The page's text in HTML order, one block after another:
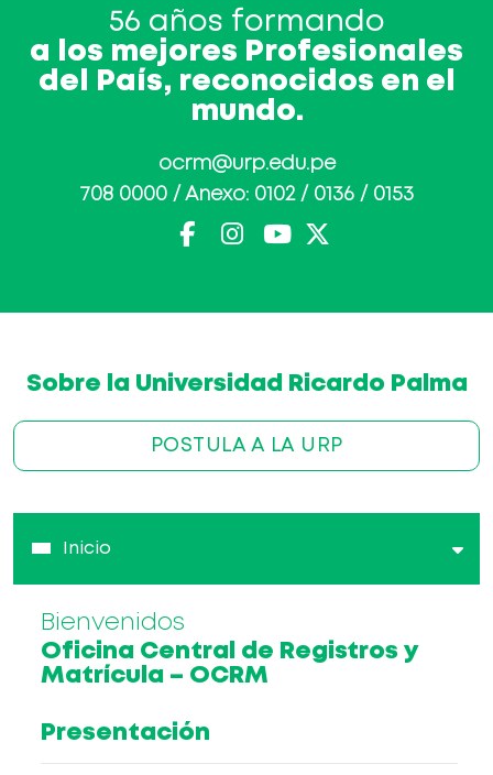
56 años formando
a los mejores Profesionales
del País, reconocidos en el
mundo.
ocrm@urp.edu.pe
708 0000 / Anexo: 0102 / 0136 / 0153
Sobre la Universidad Ricardo Palma
POSTULA A LA URP
Inicio
Bienvenidos
Oficina Central de Registros y
Matrícula – OCRM
Presentación